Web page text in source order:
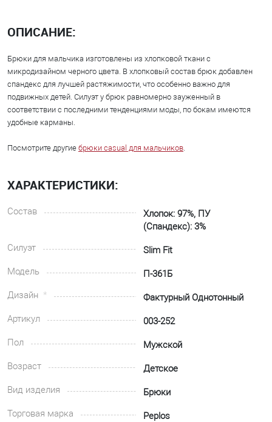
ОПИСАНИЕ:
Брюки для мальчика изготовлены из хлопковой ткани с
микродизайном черного цвета. В хлопковый состав брюк добавлен
спандекс для лучшей растяжимости, что особенно важно для
подвижных детей. Силуэт у брюк равномерно зауженный в
соответствии с последними тенденциями моды, по бокам имеются
удобные карманы.
Посмотрите другие брюки casual для мальчиков.
ХАРАКТЕРИСТИКИ:
Состав
Хлопок: 97%, ПУ
(Спандекс): 3%
Силуэт
Slim Fit
Модель
П-361Б
Дизайн
Фактурный Однотонный
Артикул
003-252
Пол
Мужской
Возраст
Детское
Вид изделия
Брюки
Торговая марка
Peplos